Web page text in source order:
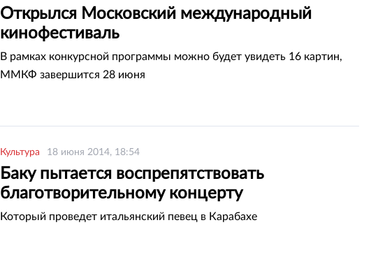
Открылся Московский международный
кинофестиваль
В рамках конкурсной программы можно будет увидеть 16 картин,
ММКФ завершится 28 июня
Культура 18 июня 2014, 18:54
Баку пытается воспрепятствовать
благотворительному концерту
Который проведет итальянский певец в Карабахе